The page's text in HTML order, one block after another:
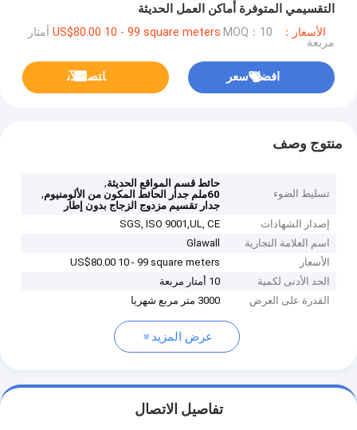
التقسيمي المتوفرة أماكن العمل الحديثة
الأسعار：US$80.00 10 - 99 square meters MOQ：10 أمتار
مربعة
افضل سعر ﺎﺘﺼﻟ ﺍﻶﻧ
منتوج وصف
تسليط الضوء
حائط قسم المواقع الحديثة,
60ملم جدار الحائط المكون من الألومنيوم
,
جدار تقسيم مزدوج الزجاج بدون إطار
إصدار الشهادات
SGS, ISO 9001,UL, CE
اسم العلامة التجارية
Glawall
الأسعار
US$80.00 10 - 99 square meters
الحد الأدنى لكمية
10 أمتار مربعة
القدرة على العرض
3000 متر مربع شهريا
عرض المزيد
تفاصيل الاتصال